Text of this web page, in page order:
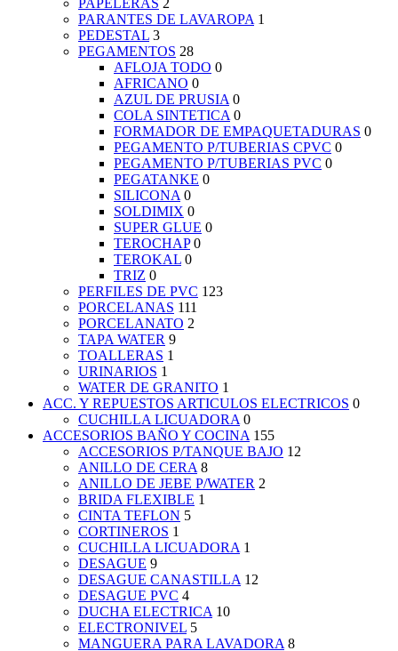
PAPELERAS 2
PARANTES DE LAVAROPA 1
PEDESTAL 3
PEGAMENTOS 28
AFLOJA TODO 0
AFRICANO 0
AZUL DE PRUSIA 0
COLA SINTETICA 0
FORMADOR DE EMPAQUETADURAS 0
PEGAMENTO P/TUBERIAS CPVC 0
PEGAMENTO P/TUBERIAS PVC 0
PEGATANKE 0
SILICONA 0
SOLDIMIX 0
SUPER GLUE 0
TEROCHAP 0
TEROKAL 0
TRIZ 0
PERFILES DE PVC 123
PORCELANAS 111
PORCELANATO 2
TAPA WATER 9
TOALLERAS 1
URINARIOS 1
WATER DE GRANITO 1
ACC. Y REPUESTOS ARTICULOS ELECTRICOS 0
CUCHILLA LICUADORA 0
ACCESORIOS BAÑO Y COCINA 155
ACCESORIOS P/TANQUE BAJO 12
ANILLO DE CERA 8
ANILLO DE JEBE P/WATER 2
BRIDA FLEXIBLE 1
CINTA TEFLON 5
CORTINEROS 1
CUCHILLA LICUADORA 1
DESAGUE 9
DESAGUE CANASTILLA 12
DESAGUE PVC 4
DUCHA ELECTRICA 10
ELECTRONIVEL 5
MANGUERA PARA LAVADORA 8